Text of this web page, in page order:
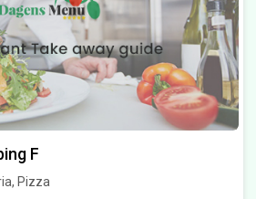
F
Pizza